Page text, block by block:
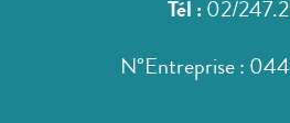
Tél : 02/
N°Entreprise :